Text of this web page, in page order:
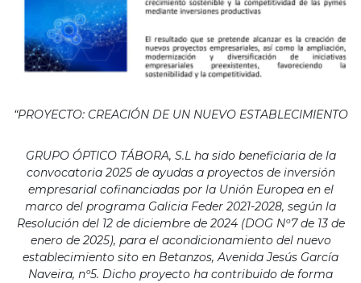
“PROYECTO: CREACIÓN DE UN NUEVO ESTABLECIMIENTO
GRUPO ÓPTICO TÁBORA, S.L ha sido beneficiaria de la
convocatoria 2025 de ayudas a proyectos de inversión
empresarial cofinanciadas por la Unión Europea en el
marco del programa Galicia Feder 2021-2028, según la
Resolución del 12 de diciembre de 2024 (DOG Nº7 de 13 de
enero de 2025), para el acondicionamiento del nuevo
establecimiento sito en Betanzos, Avenida Jesús García
Naveira, nº5. Dicho proyecto ha contribuido de forma